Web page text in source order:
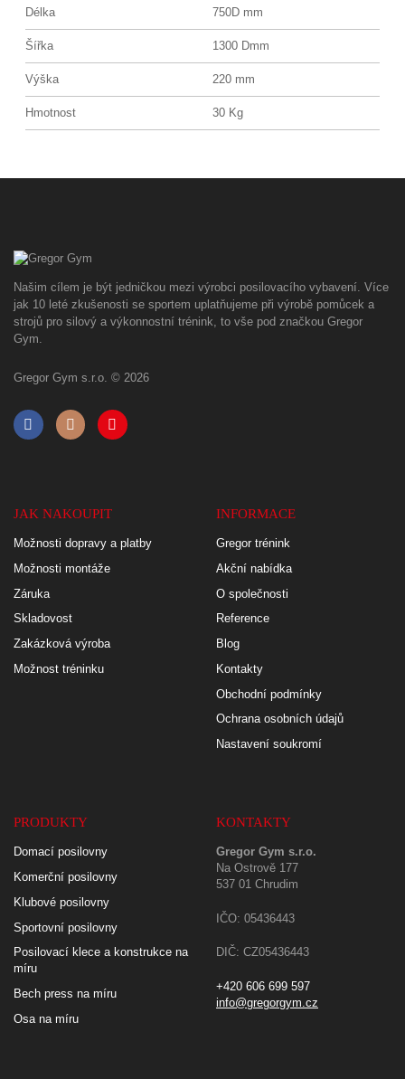
Délka 750D mm
Šířka 1300 Dmm
Výška 220 mm
Hmotnost 30 Kg
Našim cílem je být jedničkou mezi výrobci posilovacího vybavení. Více
jak 10 leté zkušenosti se sportem uplatňujeme při výrobě pomůcek a
strojů pro silový a výkonnostní trénink, to vše pod značkou Gregor
Gym.
Gregor Gym s.r.o. © 2026
JAK NAKOUPIT
Možnosti dopravy a platby
Možnosti montáže
Záruka
Skladovost
Zakázková výroba
Možnost tréninku
INFORMACE
Gregor trénink
Akční nabídka
O společnosti
Reference
Blog
Kontakty
Obchodní podmínky
Ochrana osobních údajů
Nastavení soukromí
PRODUKTY
Domací posilovny
Komerční posilovny
Klubové posilovny
Sportovní posilovny
Posilovací klece a konstrukce na
míru
Bech press na míru
Osa na míru
KONTAKTY
Gregor Gym s.r.o.
Na Ostrově 177
537 01 Chrudim
IČO: 05436443
DIČ: CZ05436443
+420 606 699 597
info@gregorgym.cz